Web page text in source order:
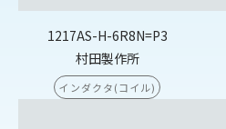
1217AS-H-6R8N=P3
村田製作所
インダクタ(コイル)